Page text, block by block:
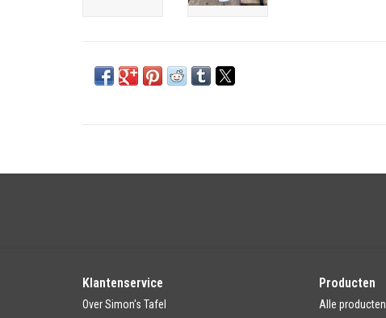
Klantenservice
Over Simon's Tafel
Producten
Alle producten